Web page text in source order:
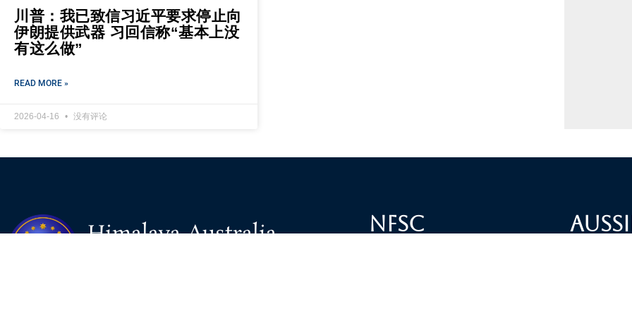
川普：我已致信习近平要求停止向
伊朗提供武器 习回信称“基本上没
有这么做”
READ MORE »
2026-04-16 没有评论
Himalaya Australia
NFSC